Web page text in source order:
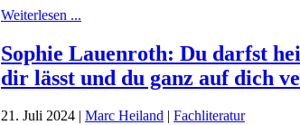
Weiterlesen ...
Sophie Lauenroth: Du darfst
dir lässt und du ganz auf dich
21. Juli 2024 | Marc Heiland | Fachliteratur